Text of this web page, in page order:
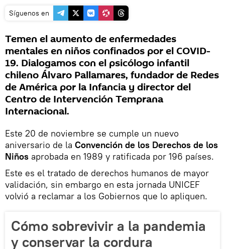
Síguenos en
Temen el aumento de enfermedades
mentales en niños confinados por el COVID-
19. Dialogamos con el psicólogo infantil
chileno Álvaro Pallamares, fundador de Redes
de América por la Infancia y director del
Centro de Intervención Temprana
Internacional.
Este 20 de noviembre se cumple un nuevo
aniversario de la Convención de los Derechos de los
Niños aprobada en 1989 y ratificada por 196 países.
Este es el tratado de derechos humanos de mayor
validación, sin embargo en esta jornada UNICEF
volvió a reclamar a los Gobiernos que lo apliquen.
Cómo sobrevivir a la pandemia
y conservar la cordura